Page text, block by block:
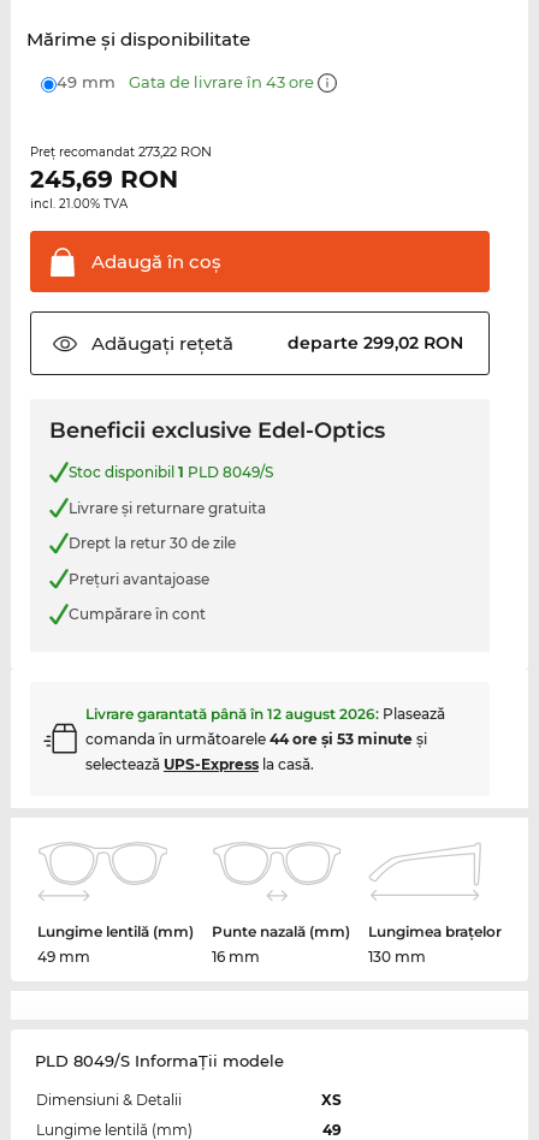
Mărime şi disponibilitate
49 mm Gata de livrare în 43 ore
Preţ recomandat 273,22 RON
245,69 RON
incl. 21.00% TVA
Adaugă în coş
Adăugați rețetă departe 299,02 RON
Beneficii exclusive Edel-Optics
Stoc disponibil 1 PLD 8049/S
Livrare şi returnare gratuita
Drept la retur 30 de zile
Preţuri avantajoase
Cumpărare în cont
Livrare garantată până în 12 august 2026: Plasează
comanda în următoarele 44 ore şi 53 minuteşi
selectează UPS-Expressla casă.
Lungime lentilă (mm)
49 mm
Punte nazală (mm)
16 mm
Lungimea brațelor
130 mm
PLD 8049/S InformaŢii modele
Dimensiuni & Detalii
XS
Lungime lentilă (mm)
49